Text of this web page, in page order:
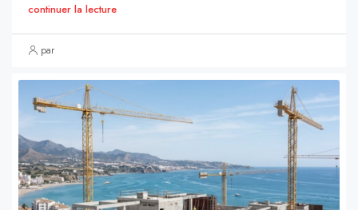
continuer la lecture
par